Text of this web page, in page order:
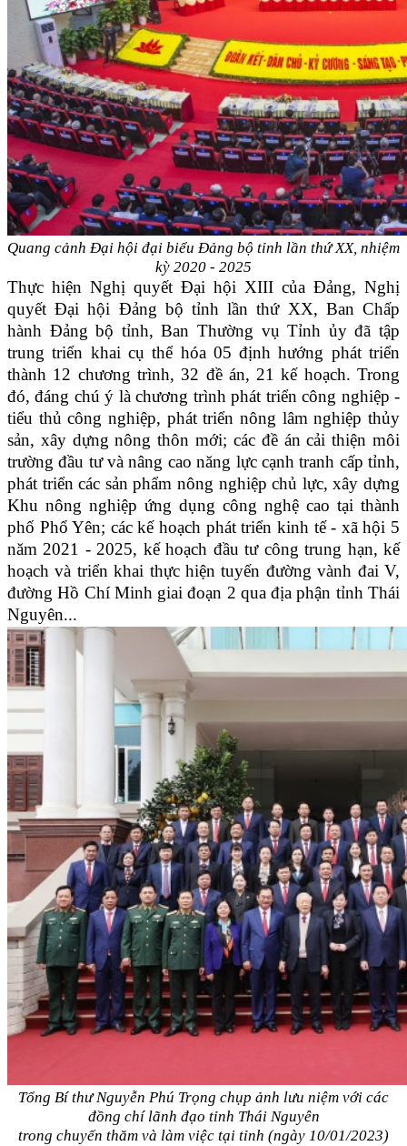
Quang cảnh Đại hội đại biểu Đảng bộ tỉnh lần thứ XX, nhiệm
kỳ 2020 - 2025
Thực hiện Nghị quyết Đại hội XIII của Đảng, Nghị
quyết Đại hội Đảng bộ tỉnh lần thứ XX, Ban Chấp
hành Đảng bộ tỉnh, Ban Thường vụ Tỉnh ủy đã tập
trung triển khai cụ thể hóa 05 định hướng phát triển
thành 12 chương trình, 32 đề án, 21 kế hoạch. Trong
đó, đáng chú ý là chương trình phát triển công nghiệp -
tiểu thủ công nghiệp, phát triển nông lâm nghiệp thủy
sản, xây dựng nông thôn mới; các đề án cải thiện môi
trường đầu tư và nâng cao năng lực cạnh tranh cấp tỉnh,
phát triển các sản phẩm nông nghiệp chủ lực, xây dựng
Khu nông nghiệp ứng dụng công nghệ cao tại thành
phố Phổ Yên; các kế hoạch phát triển kinh tế - xã hội 5
năm 2021 - 2025, kế hoạch đầu tư công trung hạn, kế
hoạch và triển khai thực hiện tuyến đường vành đai V,
đường Hồ Chí Minh giai đoạn 2 qua địa phận tỉnh Thái
Nguyên...
Tổng Bí thư Nguyễn Phú Trọng chụp ảnh lưu niệm với các
đồng chí lãnh đạo tỉnh Thái Nguyên
trong chuyến thăm và làm việc tại tỉnh (ngày 10/01/2023)